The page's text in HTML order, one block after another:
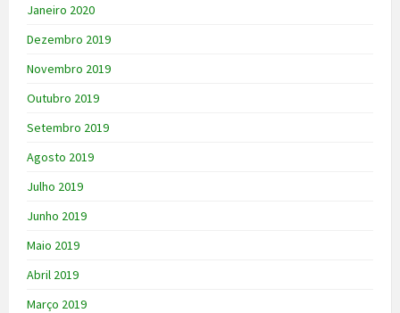
Janeiro 2020
Dezembro 2019
Novembro 2019
Outubro 2019
Setembro 2019
Agosto 2019
Julho 2019
Junho 2019
Maio 2019
Abril 2019
Março 2019